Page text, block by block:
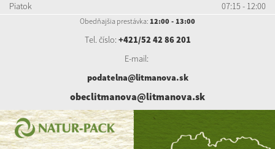
Piatok
07:15 - 12:00
Obedňajšia prestávka: 12:00 - 13:00
Tel. číslo: +421/52 42 86 201
E-mail:
podatelna@litmanova.sk
obeclitmanova@litmanova.sk